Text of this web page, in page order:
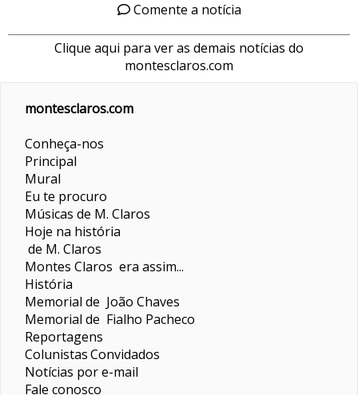
Comente a notícia
Clique aqui para ver as demais notícias do
montesclaros.com
montesclaros.com
Conheça-nos
Principal
Mural
Eu te procuro
Músicas de M. Claros
Hoje na história
de M. Claros
Montes Claros era assim...
História
Memorial de João Chaves
Memorial de Fialho Pacheco
Reportagens
ColunistasConvidados
Notícias por e-mail
Fale conosco